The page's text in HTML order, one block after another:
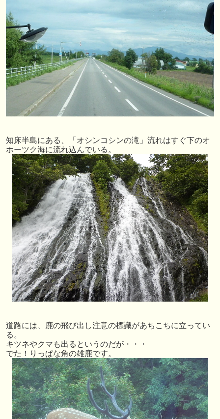
知床半島にある、「オシンコシンの滝」流れはすぐ下のオ
ホーツク海に流れ込んでいる。
道路には、鹿の飛び出し注意の標識があちこちに立ってい
る。
キツネやクマも出るというのだが・・・
でた！りっぱな角の雄鹿です。